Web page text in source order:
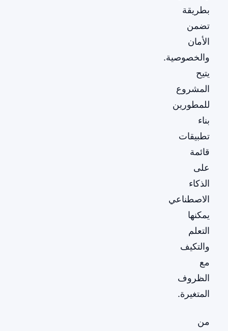
بطريقة
تضمن
الأمان
والخصوصية.
يتيح
المشروع
للمطورين
بناء
تطبيقات
قائمة
على
الذكاء
الاصطناعي
يمكنها
التعلم
والتكيف
مع
الظروف
المتغيرة.
من